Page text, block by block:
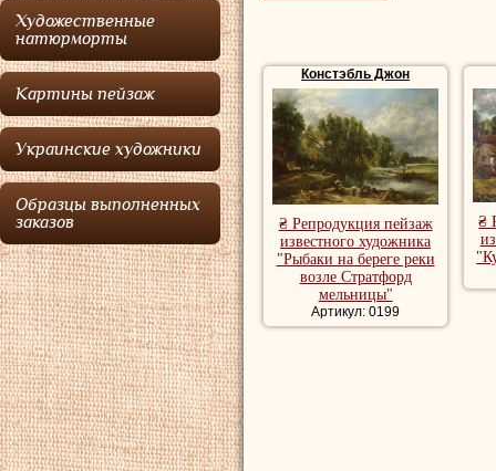
Художественные
натюрморты
Картины пейзаж
Украинские художники
Образцы выполненных
заказов
пейзажи, в
Саффолка,
картины
называлЗемля
Констебльотец
Простая
источником
Отец, Голдинг
Констэбль Джон
₴ Репродукция пейзаж
известного художника
"Рыбаки на береге реки
возле Стратфорд
мельницы"
Артикул: 0199
₴